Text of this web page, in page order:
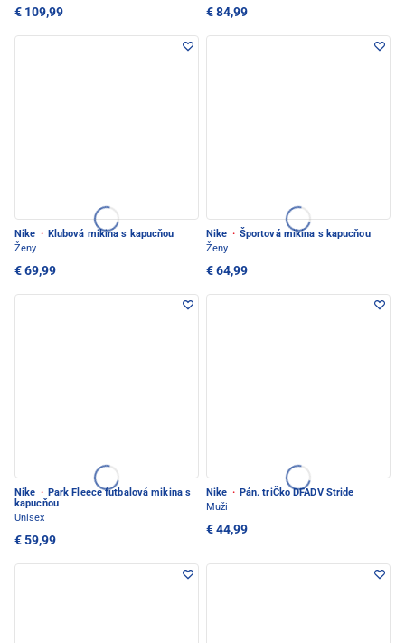
€ 109,99 € 84,99
Nike · Klubová mikina s kapucňou
Ženy
€ 69,99
Nike · Športová mikina s kapucňou
Ženy
€ 64,99
Nike · Park Fleece futbalová mikina s
kapucňou
Unisex
€ 59,99
Nike · Pán. triČko DFADV Stride
Muži
€ 44,99